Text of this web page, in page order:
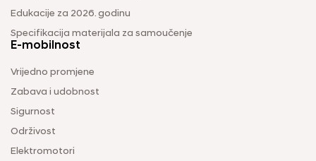
Edukacije za 2026. godinu
Specifikacija materijala za samoučenje
E-mobilnost
Vrijedno promjene
Zabava i udobnost
Sigurnost
Održivost
Elektromotori